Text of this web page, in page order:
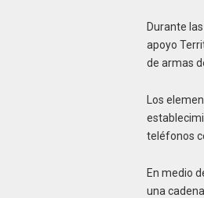
Durante
apoyo
de armas
Los
teléfonos
En medio
una